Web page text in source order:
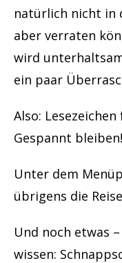
natürlich nicht in
aber verraten
wird
ein paar
Also:
Gespannt
Unter dem
übrigens die
Und noch etwas
wissen: